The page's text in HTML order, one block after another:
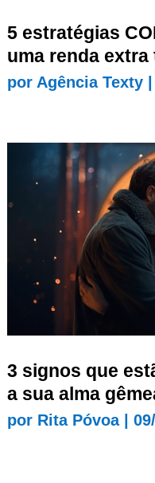
5 estratégias
uma renda extra
por Agência Texty|
3 signos que
a sua alma
por Rita Póvoa|